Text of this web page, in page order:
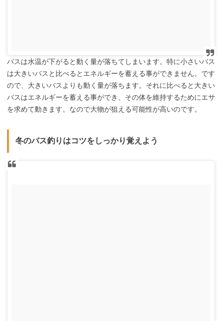
バスは水温が下がると動く量が落ちてしまいます。特に小さいバス
は大きいバスと比べるとエネルギーを蓄える事ができません。です
ので、大きいバスよりも動く量が落ちます。それに比べると大きい
バスはエネルギーを蓄える事ができ、その体を維持するためにエサ
を求めて動きます。なので大物が狙える可能性が高いのです。
冬のバス釣りはコツをしっかり覚えよう